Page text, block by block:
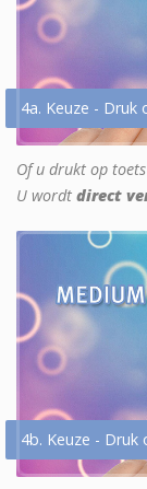
4a. Keuze -
Of u drukt op
U wordt direct
4b. Keuze -